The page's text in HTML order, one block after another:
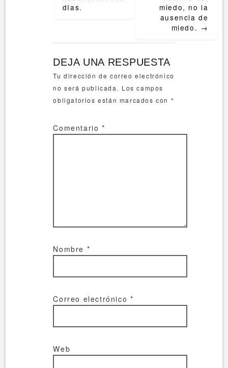
días.
miedo, no la
ausencia de
miedo. →
DEJA UNA RESPUESTA
Tu dirección de correo electrónico
no será publicada. Los campos
obligatorios están marcados con *
Comentario*
Nombre *
Correo electrónico *
Web